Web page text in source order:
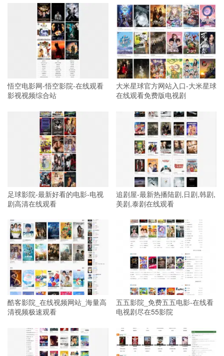
悟空电影网-悟空影院-在线观看
影视视频综合站
大米星球官方网站入口-大米星球
在线观看免费版电视剧
足球影院-最新好看的电影-电视
剧高清在线观看
追剧屋-最新热播陆剧,日剧,韩剧,
美剧,泰剧在线观看
酷客影院_在线视频网站_海量高
清视频极速观看
五五影院_免费五五电影-在线看
电视剧尽在55影院